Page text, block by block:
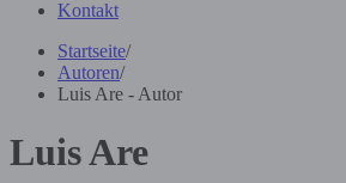
Kontakt
Startseite/
Autoren/
Luis Are - Autor
Luis Are